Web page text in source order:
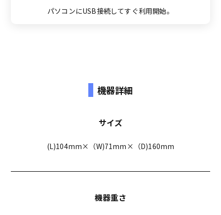
パソコンにUSB接続してすぐ利用開始。
機器詳細
サイズ
(L)104mm×（W)71mm×（D)160mm
機器重さ